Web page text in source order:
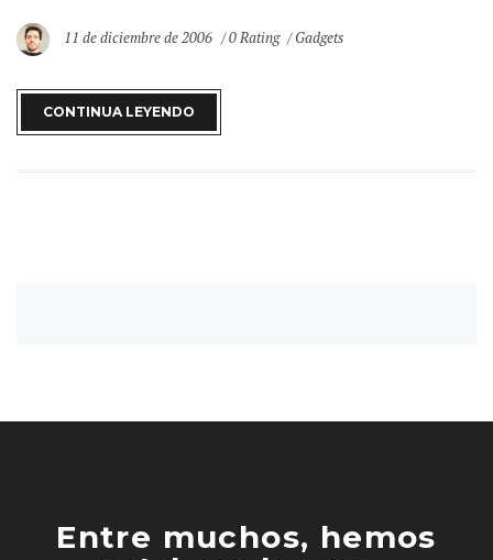
11 de diciembre de 2006 0 Rating Gadgets
CONTINUA LEYENDO
Entre muchos, hemos